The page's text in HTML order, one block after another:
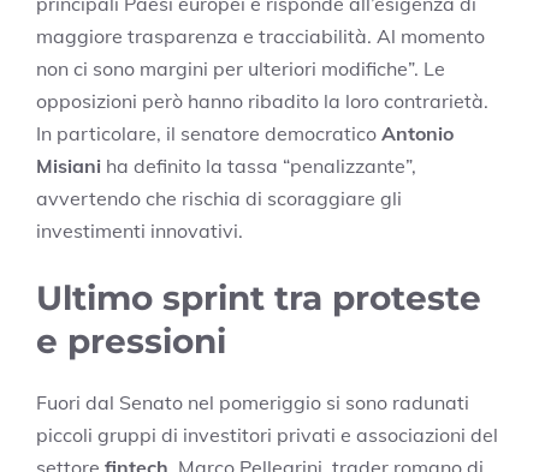
maggiore trasparenza e tracciabilità. Al momento
non ci sono margini per ulteriori modifiche”. Le
opposizioni però hanno ribadito la loro contrarietà.
In particolare, il senatore democratico Antonio
Misiani ha definito la tassa “penalizzante”,
avvertendo che rischia di scoraggiare gli
investimenti innovativi.
Ultimo sprint tra proteste
e pressioni
Fuori dal Senato nel pomeriggio si sono radunati
piccoli gruppi di investitori privati e associazioni del